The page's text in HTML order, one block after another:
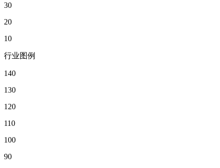
30
20
10
行业图例
140
130
120
110
100
90